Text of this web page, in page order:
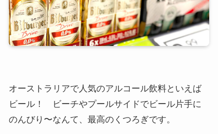
オーストラリアで人気のアルコール飲料といえば
ビール！ ビーチやプールサイドでビール片手に
のんびり〜なんて、最高のくつろぎです。